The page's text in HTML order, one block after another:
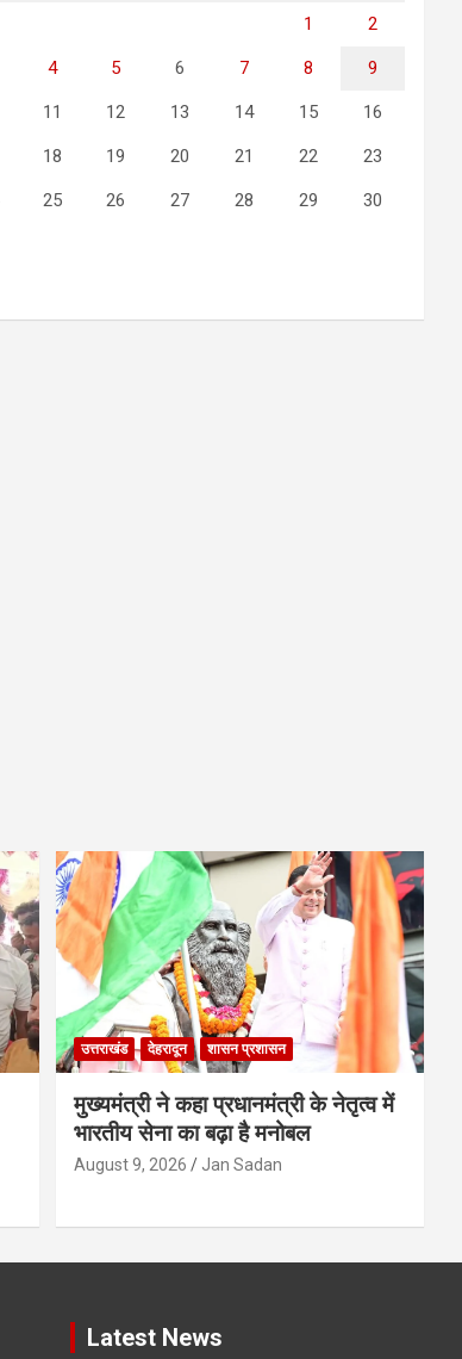
1 2
4 5 6 7 8 9
11 12 13 14 15 16
18 19 20 21 22 23
25 26 27 28 29 30
उत्तराखंड देहरादून शासन प्रशासन
मुख्यमंत्री ने कहा प्रधानमंत्री के नेतृत्व में
भारतीय सेना का बढ़ा है मनोबल
August 9, 2026 Jan Sadan
Latest News